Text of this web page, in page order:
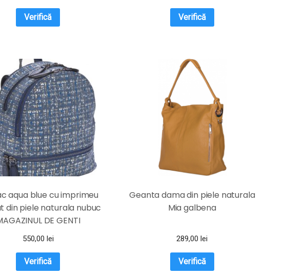
Verifică Verifică
aqua blue cu imprimeu
din piele naturala nubuc
DE GENTI
550,00 lei
Verifică
Geanta dama din piele naturala
Mia galbena
289,00lei
Verifică